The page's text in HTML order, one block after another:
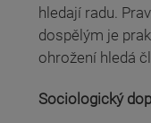
hledají radu.
dospělým je
ohrožení hledá
Sociologický